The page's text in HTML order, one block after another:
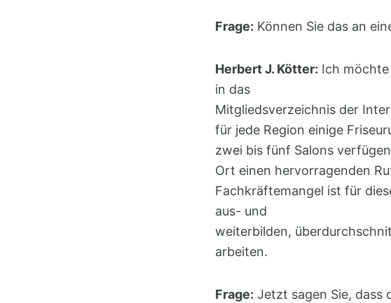
Frage: Können Sie das an
Herbert J. Kötter: Ich
in das
Mitgliedsverzeichnis der
für jede Region einige
zwei bis fünf Salons
Ort einen hervorragenden
Fachkräftemangel ist für
aus- und
weiterbilden,
arbeiten.
Frage: Jetzt sagen Sie, dass